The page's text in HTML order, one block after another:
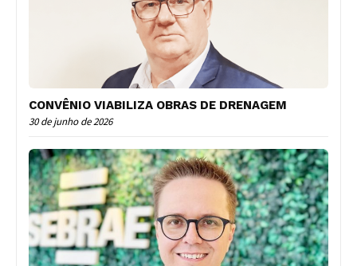
CONVÊNIO VIABILIZA OBRAS DE DRENAGEM
30 de junho de 2026